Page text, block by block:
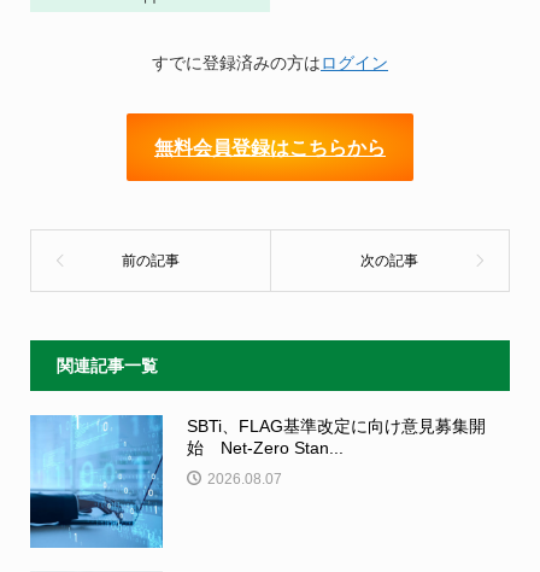
すでに登録済みの方はログイン
無料会員登録はこちらから
関連記事一覧
SBTi、FLAG基準改定に向け意見募集開
始 Net-Zero Stan...
2026.08.07